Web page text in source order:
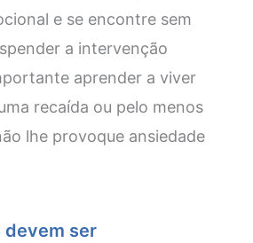
e se encontre sem
a intervenção
aprender a viver
recaída ou pelo menos
lhe provoque ansiedade
devem ser